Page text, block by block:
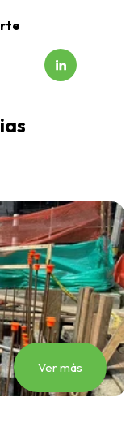
Ver más